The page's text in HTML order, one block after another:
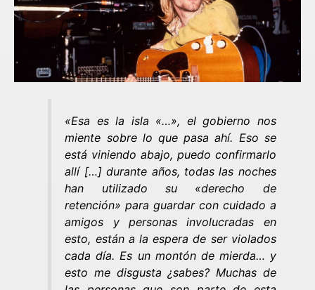
«Esa es la isla «…», el gobierno nos
miente sobre lo que pasa ahí. Eso se
está viniendo abajo, puedo confirmarlo
allí […] durante años, todas las noches
han utilizado su «derecho de
retención» para guardar con cuidado a
amigos y personas involucradas en
esto, están a la espera de ser violados
cada día. Es un montón de mierda… y
esto me disgusta ¿sabes? Muchas de